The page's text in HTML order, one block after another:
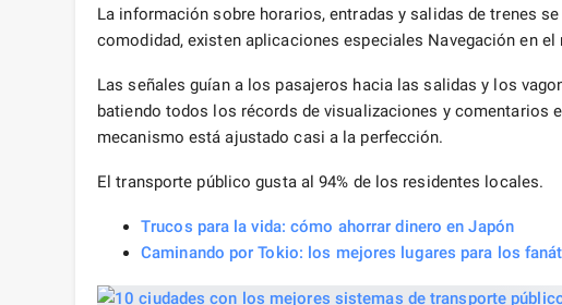
La información sobre horarios, entradas y salidas de trenes
comodidad, existen aplicaciones especiales Navegación en
Las señales guían a los pasajeros hacia las salidas y los
batiendo todos los récords de visualizaciones y comentarios
mecanismo está ajustado casi a la perfección.
El transporte público gusta al 94% de los residentes locales.
Trucos para la vida: cómo ahorrar dinero en Japón
Caminando por Tokio: los mejores lugares para los